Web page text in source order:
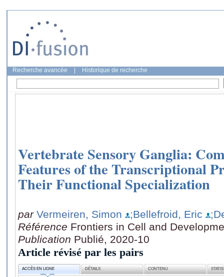
Recherche avancée Historique de recherche
Vertebrate Sensory Ganglia:
Features of the Transcriptional
Their Functional Specialization
par Vermeiren, Simon ;Bellefroid, Eric
Référence Frontiers in Cell and
Publication Publié, 2020-10
Article révisé par les pairs
ACCÈS EN LIGNE DÉTAILS CONTENU